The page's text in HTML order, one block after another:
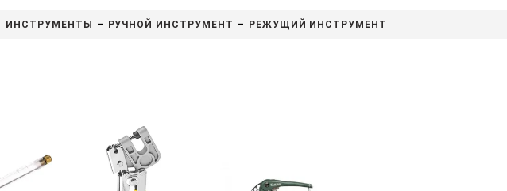
ИНСТРУМЕНТЫ РУЧНОЙ ИНСТРУМЕНТ РЕЖУЩИЙ ИНСТРУМЕНТ